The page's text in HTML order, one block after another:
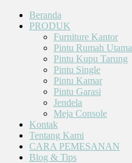
Beranda
PRODUK
Furniture Kantor
Pintu Rumah Utama
Pintu Kupu Tarung
Pintu Single
Pintu Kamar
Pintu Garasi
Jendela
Meja Console
Kontak
Tentang Kami
CARA PEMESANAN
Blog & Tips